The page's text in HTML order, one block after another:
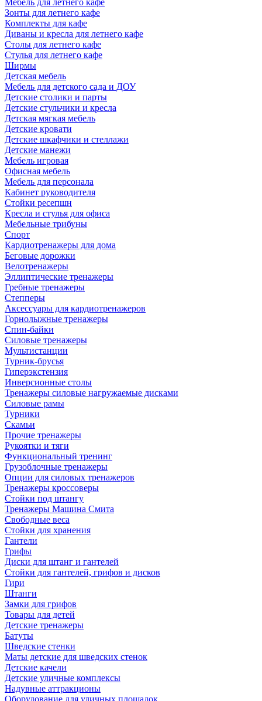
Мебель для летнего кафе
Зонты для летнего кафе
Комплекты для кафе
Диваны и кресла для летнего кафе
Столы для летнего кафе
Стулья для летнего кафе
Ширмы
Детская мебель
Мебель для детского сада и ДОУ
Детские столики и парты
Детские стульчики и кресла
Детская мягкая мебель
Детские кровати
Детские шкафчики и стеллажи
Детские манежи
Мебель игровая
Офисная мебель
Мебель для персонала
Кабинет руководителя
Стойки ресепшн
Кресла и стулья для офиса
Мебельные трибуны
Спорт
Кардиотренажеры для дома
Беговые дорожки
Велотренажеры
Эллиптические тренажеры
Гребные тренажеры
Степперы
Аксессуары для кардиотренажеров
Горнолыжные тренажеры
Спин-байки
Силовые тренажеры
Мультистанции
Турник-брусья
Гиперэкстензия
Инверсионные столы
Тренажеры силовые нагружаемые дисками
Силовые рамы
Турники
Скамьи
Прочие тренажеры
Рукоятки и тяги
Функциональный тренинг
Грузоблочные тренажеры
Опции для силовых тренажеров
Тренажеры кроссоверы
Стойки под штангу
Тренажеры Машина Смита
Свободные веса
Стойки для хранения
Гантели
Грифы
Диски для штанг и гантелей
Стойки для гантелей, грифов и дисков
Гири
Штанги
Замки для грифов
Товары для детей
Детские тренажеры
Батуты
Шведские стенки
Маты детские для шведских стенок
Детские качели
Детские уличные комплексы
Надувные аттракционы
Оборудование для уличных площадок